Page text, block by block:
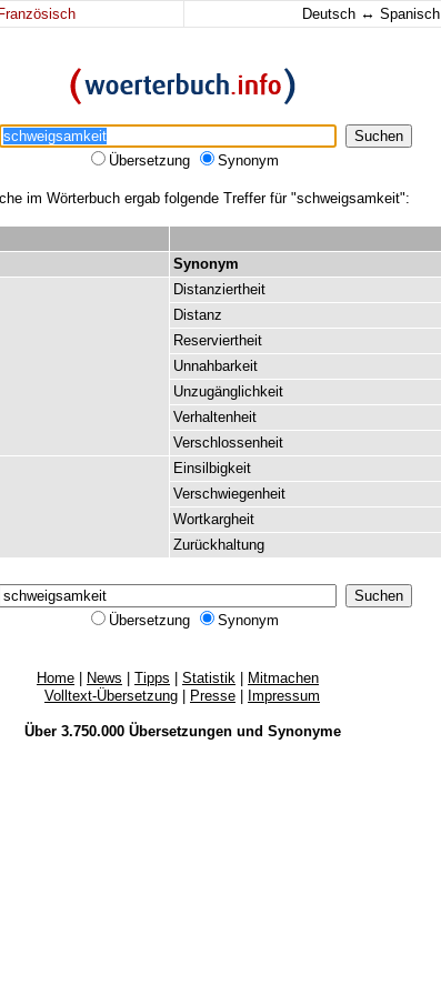
Französisch Deutsch ↔ Spanisch
Übersetzung
Synonym
im Wörterbuch ergab folgende Treffer für "schweigsamkeit":
Synonym
Distanziertheit
Distanz
Reserviertheit
Unnahbarkeit
Unzugänglichkeit
Verhaltenheit
Verschlossenheit
Einsilbigkeit
Verschwiegenheit
Wortkargheit
Zurückhaltung
Übersetzung
Synonym
Home News Tipps Statistik
Mitmachen
Volltext-Übersetzung
Presse Impressum
Über 3.750.000 Übersetzungenund Synonyme